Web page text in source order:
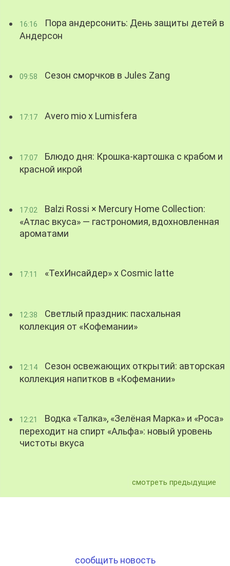
16:16
Пора андерсонить: День защиты детей в
Андерсон
09:58 Сезон сморчков в Jules Zang
17:17 Avero mio x Lumisfera
17:07
Блюдо дня: Крошка-картошка с крабом и
красной икрой
17:02
Balzi Rossi × Mercury Home Collection:
«Атлас вкуса» — гастрономия, вдохновленная
ароматами
17:11 «ТехИнсайдер» х Cosmic latte
12:38
Светлый праздник: пасхальная
коллекция от «Кофемании»
12:14
Сезон освежающих открытий: авторская
коллекция напитков в «Кофемании»
12:21
Водка «Талка», «Зелёная Марка» и «Роса»
переходит на спирт «Альфа»: новый уровень
чистоты вкуса
смотреть предыдущие
сообщить новость